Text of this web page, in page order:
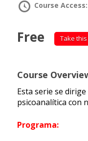
Course Access:
Free Take
Course
Esta serie se
psicoanalítica con
Programa: